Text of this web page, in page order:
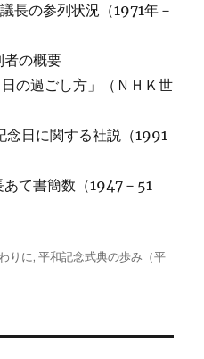
長の参列状況（1971年－
の概要
の過ごし方」（ＮＨＫ世
日に関する社説（1991
て書簡数（1947－51
りに,平和記念式典の歩み（平